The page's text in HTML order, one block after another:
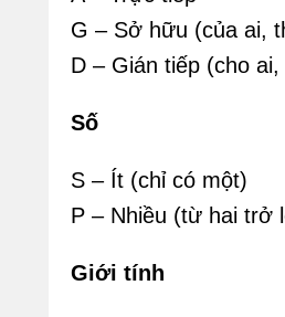
G – Sở hữu (của ai,
D – Gián tiếp (cho
Số
S – Ít (chỉ có một)
P – Nhiều (từ hai trở
Giới tính